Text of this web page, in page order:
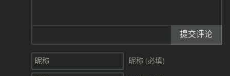
提交评论
昵称 (必填)